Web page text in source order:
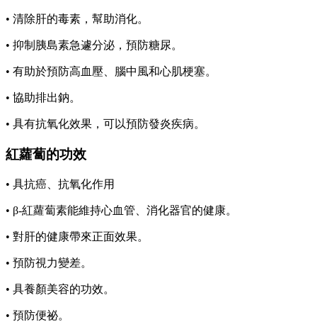
• 清除肝的毒素，幫助消化。
• 抑制胰島素急遽分泌，預防糖尿。
• 有助於預防高血壓、腦中風和心肌梗塞。
• 協助排出鈉。
• 具有抗氧化效果，可以預防發炎疾病。
紅蘿蔔的功效
• 具抗癌、抗氧化作用
• β-紅蘿蔔素能維持心血管、消化器官的健康。
• 對肝的健康帶來正面效果。
• 預防視力變差。
• 具養顏美容的功效。
• 預防便祕。